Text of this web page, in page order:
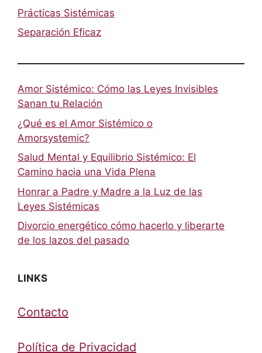
Prácticas Sistémicas
Separación Eficaz
Amor Sistémico: Cómo las Leyes Invisibles
Sanan tu Relación
¿Qué es el Amor Sistémico o
Amorsystemic?
Salud Mental y Equilibrio Sistémico: El
Camino hacia una Vida Plena
Honrar a Padre y Madre a la Luz de las
Leyes Sistémicas
Divorcio energético cómo hacerlo y liberarte
de los lazos del pasado
LINKS
Contacto
Política de Privacidad